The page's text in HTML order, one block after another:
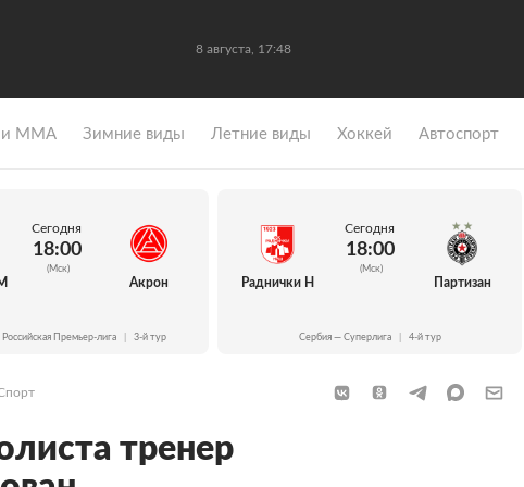
8 августа, 17:48
и ММА Зимние виды Летние виды Хоккей Автоспорт
Сегодня
18:00
(Мск)
Акрон
Премьер-лига 3-й тур
Раднички Н
Сегодня
18:00
(Мск)
Партизан
Сербия — Суперлига 4-й тур
тренер